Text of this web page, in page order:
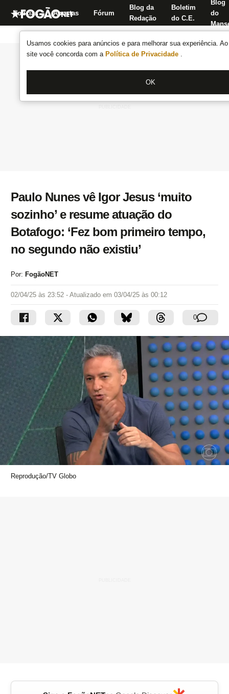
Usamos cookies para anúncios e para melhorar sua experiência.
site você concorda com a Política de Privacidade .
OK
Notícias Apostas Fórum
Blog da
Redação
Boletim
do C.E.
Blog
do
Paulo Nunes vê Igor Jesus ‘muito
sozinho’ e resume atuação do
Botafogo: ‘Fez bom primeiro tempo,
no segundo não existiu’
Por: FogãoNET
02/04/25 às 23:52 - Atualizado em 03/04/25 às 00:12
0
Reprodução/TV Globo